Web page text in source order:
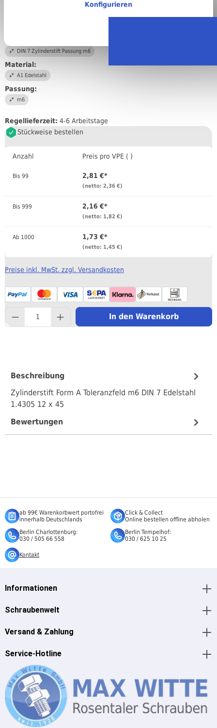
DIN 7 Zylinderstift Passung m6
Material:
A1 Edelstahl
Passung:
m6
Regellieferzeit: 4-6 Arbeitstage
Stückweise bestellen
Anzahl Preis pro VPE ( )
Bis 99 2,81 €*
(netto: 2,36 €)
Bis 999 2,16 €*
(netto: 1,82 €)
Ab 1000 1,73 €*
(netto: 1,45 €)
Preise inkl. MwSt. zzgl. Versandkosten
In den Warenkorb
Beschreibung
Zylinderstift Form A Toleranzfeld m6 DIN 7 Edelstahl
1.4305 12 x 45
Bewertungen
ab 99€ Warenkorbwert portofrei
innerhalb Deutschlands
Click & Collect
Online bestellen offline abholen
Berlin Charlottenburg:
030 / 505 66 558
Berlin Tempelhof:
030 / 625 10 25
Kontakt
Informationen
Schraubenwelt
Versand & Zahlung
Service-Hotline
Konfigurieren